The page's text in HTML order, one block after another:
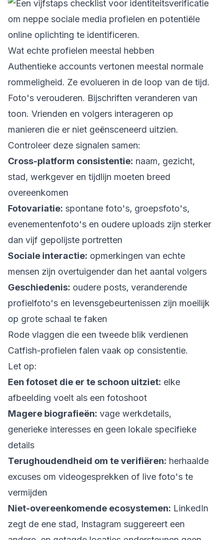
Wat echte profielen meestal hebben
Authentieke accounts vertonen meestal normale
rommeligheid. Ze evolueren in de loop van de tijd.
Foto's verouderen. Bijschriften veranderen van
toon. Vrienden en volgers interageren op
manieren die er niet geënsceneerd uitzien.
Controleer deze signalen samen:
Cross-platform consistentie: naam, gezicht,
stad, werkgever en tijdlijn moeten breed
overeenkomen
Fotovariatie: spontane foto's, groepsfoto's,
evenementenfoto's en oudere uploads zijn sterker
dan vijf gepolijste portretten
Sociale interactie: opmerkingen van echte
mensen zijn overtuigender dan het aantal volgers
Geschiedenis: oudere posts, veranderende
profielfoto's en levensgebeurtenissen zijn moeilijk
op grote schaal te faken
Rode vlaggen die een tweede blik verdienen
Catfish-profielen falen vaak op consistentie.
Let op:
Een fotoset die er te schoon uitziet: elke
afbeelding voelt als een fotoshoot
Magere biografieën: vage werkdetails,
generieke interesses en geen lokale specifieke
details
Terughoudendheid om te verifiëren: herhaalde
excuses om videogesprekken of live foto's te
vermijden
Niet-overeenkomende ecosystemen: LinkedIn
zegt de ene stad, Instagram suggereert een